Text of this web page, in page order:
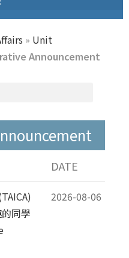
» Unit
Announcement
DATE
同學
2026-08-06